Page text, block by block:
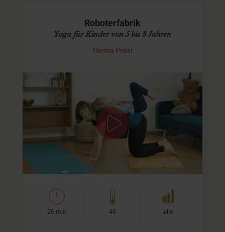
Roboterfabrik
Yoga für Kinder von 5 bis 8 Jahren
Hanna Pessl
Für Dein Kind und Dich
Kinderyoga Einheit robottern wir uns durch
den Sonnengruß, kugeln herum und bauen ein
Amphibien-Flugzeug-Dingsbums mit viel Brumm.
Außerdem zeige ich euch eine…
26 min 40 alle